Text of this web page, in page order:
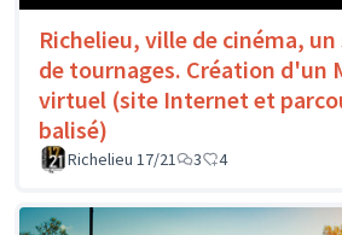
Richelieu, ville de cinéma, un
de tournages. Création d'un
virtuel (site Internet et
balisé)
Richelieu 17/21 3 4